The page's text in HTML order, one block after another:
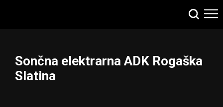
Sončna elektrarna ADK Rogaška
Slatina